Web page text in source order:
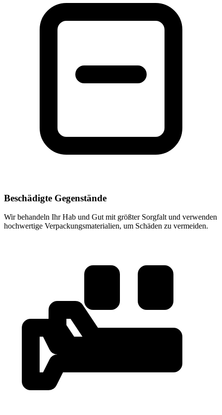
Beschädigte Gegenstände
Wir behandeln Ihr Hab und Gut mit größter Sorgfalt und verwenden
hochwertige Verpackungsmaterialien, um Schäden zu vermeiden.